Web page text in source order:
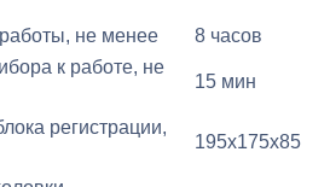
не менее
8 часов
к работе, не
15 мин
регистрации,
195x175x85